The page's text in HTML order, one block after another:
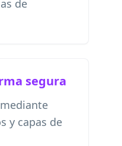
de
segura
y capas de